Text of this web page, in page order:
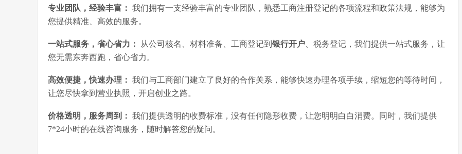
专业团队，经验丰富： 我们拥有一支经验丰富的专业团队，熟悉工商注册登记的各项流程和政策法规，能够为
您提供精准、高效的服务。
一站式服务，省心省力： 从公司核名、材料准备、工商登记到 银行开户 、税务登记，我们提供一站式服务，让
您无需东奔西跑，省心省力。
高效便捷，快速办理： 我们与工商部门建立了良好的合作关系，能够快速办理各项手续，缩短您的等待时间，
让您尽快拿到营业执照，开启创业之路。
价格透明，服务周到： 我们提供透明的收费标准，没有任何隐形收费，让您明明白白消费。同时，我们提供
7*24小时的在线咨询服务，随时解答您的疑问。